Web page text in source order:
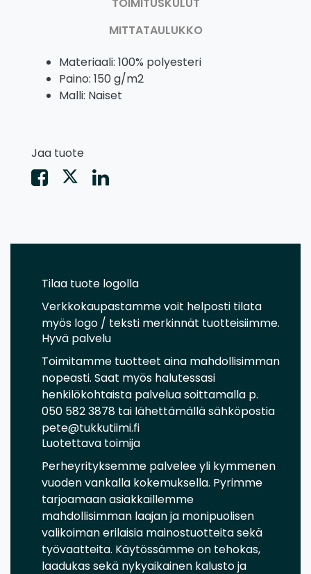
MITTATAULUKKO
Materiaali: 100% polyesteri
Paino: 150 g/m2
Malli: Naiset
Jaa tuote
Tilaa tuote logolla
Verkkokaupastamme voit helposti tilata
myös logo / teksti merkinnät tuotteisiimme.
Hyvä palvelu
Toimitamme tuotteet aina mahdollisimman
nopeasti. Saat myös halutessasi
henkilökohtaista palvelua soittamalla p.
050 582 3878 tai lähettämällä sähköpostia
pete@tukkutiimi.fi
Luotettava toimija
Perheyrityksemme palvelee yli kymmenen
vuoden vankalla kokemuksella. Pyrimme
tarjoamaan asiakkaillemme
mahdollisimman laajan ja monipuolisen
valikoiman erilaisia mainostuotteita sekä
työvaatteita. Käytössämme on tehokas,
laadukas sekä nykyaikainen kalusto ja